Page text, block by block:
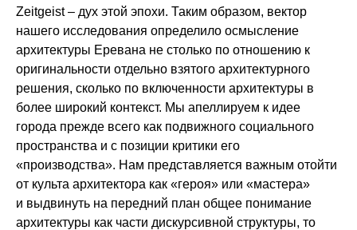
Zeitgeist – дух этой эпохи. Таким образом, вектор
нашего исследования определило осмысление
архитектуры Еревана не столько по отношению к
оригинальности отдельно взятого архитектурного
решения, сколько по включенности архитектуры в
более широкий контекст. Мы апеллируем к идее
города прежде всего как подвижного социального
пространства и с позиции критики его
«производства». Нам представляется важным отойти
от культа архитектора как «героя» или «мастера»
и выдвинуть на передний план общее понимание
архитектуры как части дискурсивной структуры, то